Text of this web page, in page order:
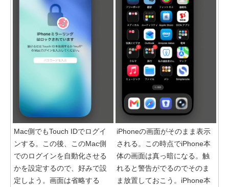
Mac側でもTouch IDでログイ
ンする。この後、このMac側
でのログインを自動化させる
かを設定するので、好みで設
定しよう。画面は省略する
iPhoneの画面がそのまま表示
される。この時点でiPhone本
体の画面は真っ暗になる。触
れると警告がでるのでそのま
ま放置しておこう。iPhone本